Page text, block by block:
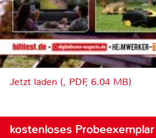
Jetzt laden (, PDF, 6.04 MB)
kostenloses Probeexemplar